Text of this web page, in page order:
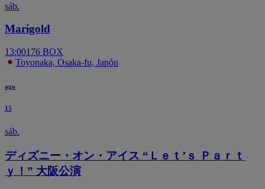
sáb.
Marigold
13:00176 BOX
Toyonaka, Osaka-fu, Japón
ago
15
sáb.
ディズニー・オン・アイス “Ｌｅｔ’ｓ Ｐａｒｔ
ｙ！” 大阪公演